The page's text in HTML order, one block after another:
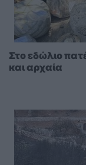
Στο εδώλιο
και αρχαία